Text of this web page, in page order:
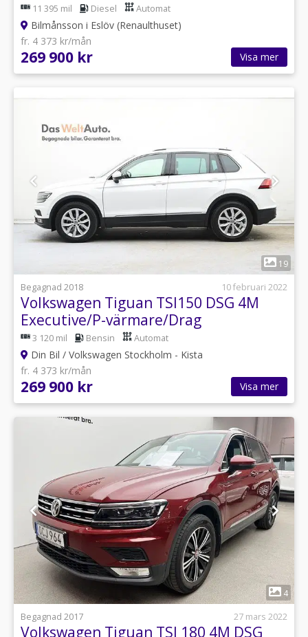
11 395 mil Diesel Automat
Bilmånsson i Eslöv (Renaulthuset)
fr. 4 373 kr/mån
269 900 kr Visa mer
19
Begagnad 2018
10 februari 2022
Volkswagen Tiguan TSI150 DSG 4M
Executive/P-värmare/Drag
3 120 mil Bensin Automat
Din Bil / Volkswagen Stockholm - Kista
fr. 4 373 kr/mån
269 900 kr Visa mer
1
4
Begagnad 2017
27 mars 2022
Volkswagen Tiguan TSI 180 4M DSG